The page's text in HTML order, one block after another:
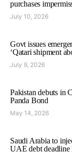
purchases
July 10, 2026
Govt issues
‘Qatari shipment
July 9, 2026
Pakistan debuts in
Panda Bond
May 14, 2026
Saudi Arabia to
UAE debt deadline